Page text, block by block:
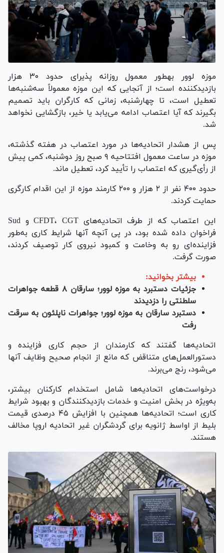
موزه لوور به‎طور معمول روزانه پذیرای حدود ۳۰ هزار
بازدیدکننده است؛ از آنجایی که این موزه معمولاً سه‌شنبه‌ها
تعطیل است، تا چهارشنبه، زمانی که کارگران باید تصمیم
بگیرند که آیا اعتصاب ادامه می‌یابد یا خیر، بازگشایی نخواهد
شد.
پس از هشدار اتحادیه‌ها در مورد اعتصاب در هفته گذشته،
موزه در ساعت معمول افتتاحیه ۹ صبح روز دوشنبه، کمی پیش
از رأی‌گیری که اعتصاب را تأیید کرد، تعطیل ماند.
حدود ۴۰۰ نفر از ۲ هزار و ۲۰۰ کارمند موزه از این اقدام کارگری
حمایت کردند.
این اعتصاب که از طرف اتحادیه‌های CFDT، CGT و Sud
فراخوان داده شده بود، در پی آنچه آنها شرایط کاری به‌طور
فزاینده‌ای رو به وخامت و کمبود نیروی کار توصیف کردند،
صورت گرفت.
بیشتر بخوانید:
جزئیات دستبرد به موزه لوور؛ سارقان ۸ قطعه جواهرات
سلطنتی را دزدیدند
دستبرد سارقان به موزه لوور؛ جواهرات ناپلئون به سرقت
رفت
اتحادیه‌ها گفتند که کارمندان از حجم کاری فزاینده و
دستورالعمل‌های متناقض که مانع از انجام صحیح وظایف آنها
می‌شود، رنج می‌برند.
درخواست‌های اتحادیه‌ها شامل استخدام کارکنان بیشتر،
به‌ویژه در بخش امنیت و خدمات بازدیدکنندگان و بهبود شرایط
کاری است؛ اتحادیه‌ها همچنین با افزایش ۴۵ درصدی قیمت
بلیط از اواسط ژانویه برای گردشگران غیر اتحادیه اروپا مخالف
هستند.